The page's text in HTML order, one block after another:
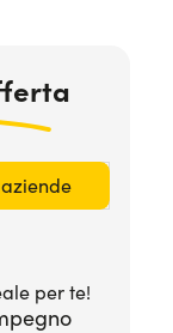
per te!